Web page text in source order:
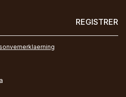
REGISTRER